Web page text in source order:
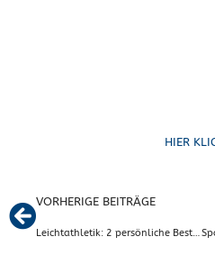
HIER
VORHERIGE BEITRÄGE
Leichtathletik: 2 persönliche Bestzeiten beim 15. FUN RUN in Wilsche